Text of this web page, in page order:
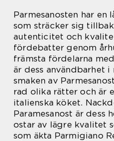
Parmesanosten har
som sträcker sig
autenticitet och
fördebatter genom
främsta fördelarna
är dess användbarhet
smaken av
rad olika rätter och är
italienska köket.
Paramesanost är dess
ostar av lägre kvalitet
som äkta Parmigiano